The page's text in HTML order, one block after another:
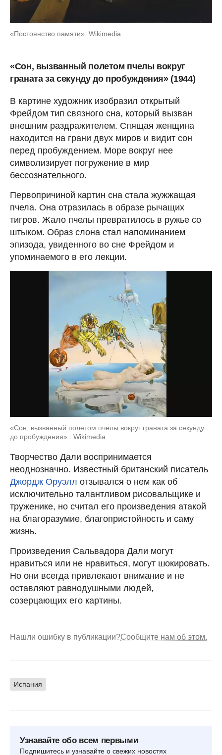
«Постоянство памяти»: Wikimedia
«Сон, вызванный полетом пчелы вокруг
граната за секунду до пробуждения» (1944)
В картине художник изобразил открытый
Фрейдом тип связного сна, который вызван
внешним раздражителем. Спящая женщина
находится на грани двух миров и видит сон
перед пробуждением. Море вокруг нее
символизирует погружение в мир
бессознательного.
Первопричиной картин сна стала жужжащая
пчела. Она отразилась в образе рычащих
тигров. Жало пчелы превратилось в ружье со
штыком. Образ слона стал напоминанием
эпизода, увиденного во сне Фрейдом и
упоминаемого в его лекции.
«Сон, вызванный полетом пчелы вокруг граната за секунду
до пробуждения» : Wikimedia
Творчество Дали воспринимается
неоднозначно. Известный британский писатель
Джордж Оруэлл отзывался о нем как об
исключительно талантливом рисовальщике и
труженике, но считал его произведения атакой
на благоразумие, благопристойность и саму
жизнь.
Произведения Сальвадора Дали могут
нравиться или не нравиться, могут шокировать.
Но они всегда привлекают внимание и не
оставляют равнодушными людей,
созерцающих его картины.
Нашли ошибку в публикации?Сообщите нам об этом.
Испания
Узнавайте обо всем первыми
Подпишитесь и узнавайте о свежих новостях